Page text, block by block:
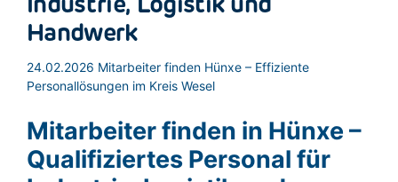
Industrie, Logistik und
Handwerk
24.02.2026 Mitarbeiter finden Hünxe – Effiziente
Personallösungen im Kreis Wesel
Mitarbeiter finden in Hünxe –
Qualifiziertes Personal für